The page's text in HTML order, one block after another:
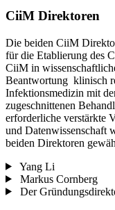
CiiM Direktoren
Die beiden CiiM
für die Etablierung des
CiiM in
Beantwortung klinisch
Infektionsmedizin mit
zugeschnittenen
erforderliche verstärkte
und Datenwissenschaft
beiden Direktoren
Yang Li
Markus Cornberg
Der